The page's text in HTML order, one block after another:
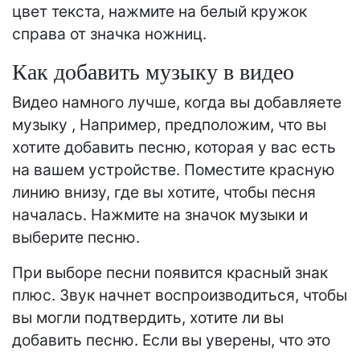
цвет текста, нажмите на белый кружок
справа от значка ножниц.
Как добавить музыку в видео
Видео намного лучше, когда вы добавляете
музыку , Например, предположим, что вы
хотите добавить песню, которая у вас есть
на вашем устройстве. Поместите красную
линию внизу, где вы хотите, чтобы песня
началась. Нажмите на значок музыки и
выберите песню.
При выборе песни появится красный знак
плюс. Звук начнет воспроизводиться, чтобы
вы могли подтвердить, хотите ли вы
добавить песню. Если вы уверены, что это